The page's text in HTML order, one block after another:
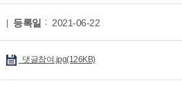
등록일 2021-06-22
댓글참여.jpg(126KB)